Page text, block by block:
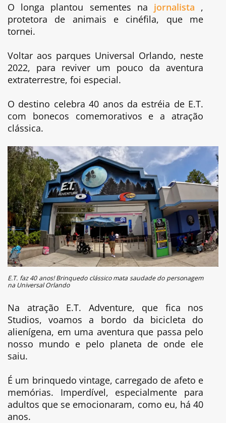
O longa plantou sementes na jornalista ,
protetora de animais e cinéfila, que me
tornei.
Voltar aos parques Universal Orlando, neste
2022, para reviver um pouco da aventura
extraterrestre, foi especial.
O destino celebra 40 anos da estréia de E.T.
com bonecos comemorativos e a atração
clássica.
E.T. faz 40 anos! Brinquedo clássico mata saudade do personagem
na Universal Orlando
Na atração E.T. Adventure, que fica nos
Studios, voamos a bordo da bicicleta do
alienígena, em uma aventura que passa pelo
nosso mundo e pelo planeta de onde ele
saiu.
É um brinquedo vintage, carregado de afeto e
memórias. Imperdível, especialmente para
adultos que se emocionaram, como eu, há 40
anos.